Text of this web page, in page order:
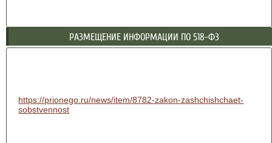
РАЗМЕЩЕНИЕ ИНФОРМАЦИИ ПО 518-ФЗ
https://prionego.ru/news/item/8782-zakon-zashchishchaet-
sobstvennost